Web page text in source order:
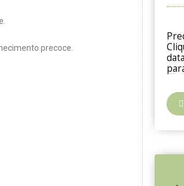
precoce.